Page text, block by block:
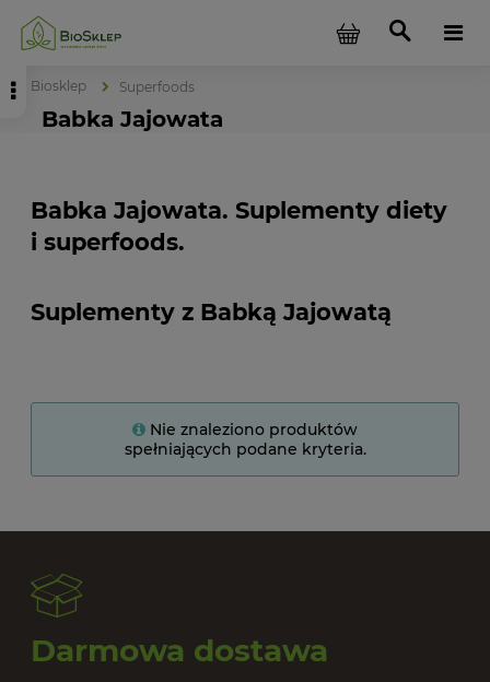
Biosklep Superfoods
Babka Jajowata
Babka Jajowata. Suplementy diety
i superfoods.
Nie znaleziono produktów
spełniających podane kryteria.
Suplementy z Babką Jajowatą
Darmowa dostawa